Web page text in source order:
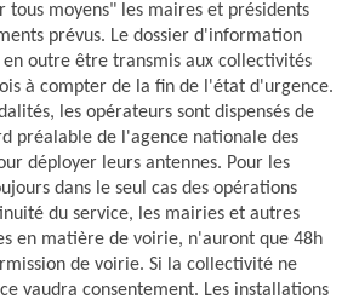
moyens" les maires et présidents
prévus. Le dossier d'information
outre être transmis aux collectivités
à compter de la fin de l'état d'urgence.
les opérateurs sont dispensés de
préalable de l'agence nationale des
déployer leurs antennes. Pour les
dans le seul cas des opérations
du service, les mairies et autres
en matière de voirie, n'auront que 48h
de voirie. Si la collectivité ne
vaudra consentement. Les installations